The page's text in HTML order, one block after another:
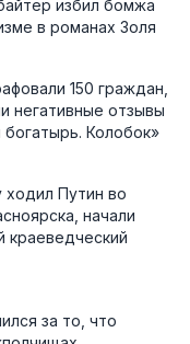
избил бомжа
в романах Золя
150 граждан,
негативные отзывы
Колобок»
ходил Путин во
начали
краеведческий
за то, что